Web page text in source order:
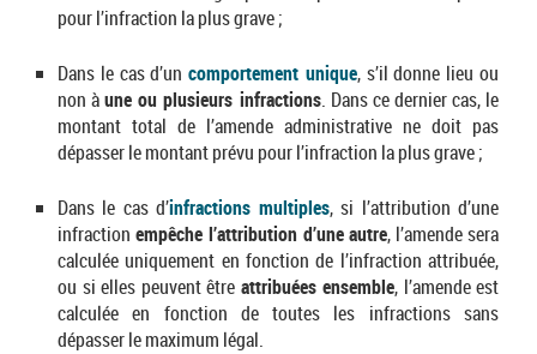
pour l’infraction la plus grave ;
Dans le cas d’uncomportement unique, s’il donne lieu ou
non àune ou plusieurs infractions. Dans ce dernier cas, le
montant total de l’amende administrative ne doit pas
dépasser le montant prévu pour l’infraction la plus grave ;
Dans le cas d’infractions multiples, si l’attribution d’une
infraction empêche l’attribution d’une autre, l’amende sera
calculée uniquement en fonction de l’infraction attribuée,
ou si elles peuvent être attribuées ensemble, l’amende est
calculée en fonction de toutes les infractions sans
dépasser le maximum légal.